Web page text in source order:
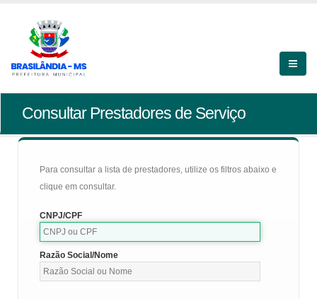
Consultar Prestadores de Serviço
Para consultar a lista de prestadores, utilize os filtros abaixo e
clique em consultar.
CNPJ/CPF
Razão Social/Nome